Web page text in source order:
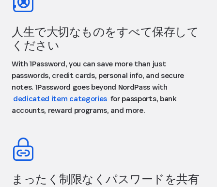
人生で大切なものをすべて保存して
ください
With 1Password, you can save more than just
passwords, credit cards, personal info, and secure
notes. 1Password goes beyond NordPass with
dedicated item categories for passports, bank
accounts, reward programs, and more.
まったく制限なくパスワードを共有